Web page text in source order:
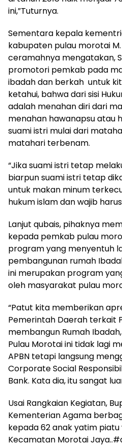
ini,”Tuturnya.
Sementara kepala
kabupaten pulau morotai
ceramahnya mengatakan,
promotori pemkab pada
ibadah dan berkah untuk
ketahui, bahwa dari sisi
adalah menahan diri dari
menahan hawanapsu atau
suami istri mulai dari
matahari terbenam.
“Jika suami istri tetap
biarpun suami istri tetap
untuk makan minum
hukum islam dan wajib
Lanjut qubais, pihaknya
kepada pemkab pulau
program yang menyentuh
pembangunan rumah
ini merupakan program
oleh masyarakat pulau
“Patut kita memberikan
Pemerintah Daerah terkait
membangun Rumah
Pulau Morotai ini tidak lagi
APBN tetapi langsung
Corporate Social
Bank. Kata dia, itu sangat
Usai Rangkaian Kegiatan,
Kementerian Agama
kepada 62 anak yatim
Kecamatan Morotai